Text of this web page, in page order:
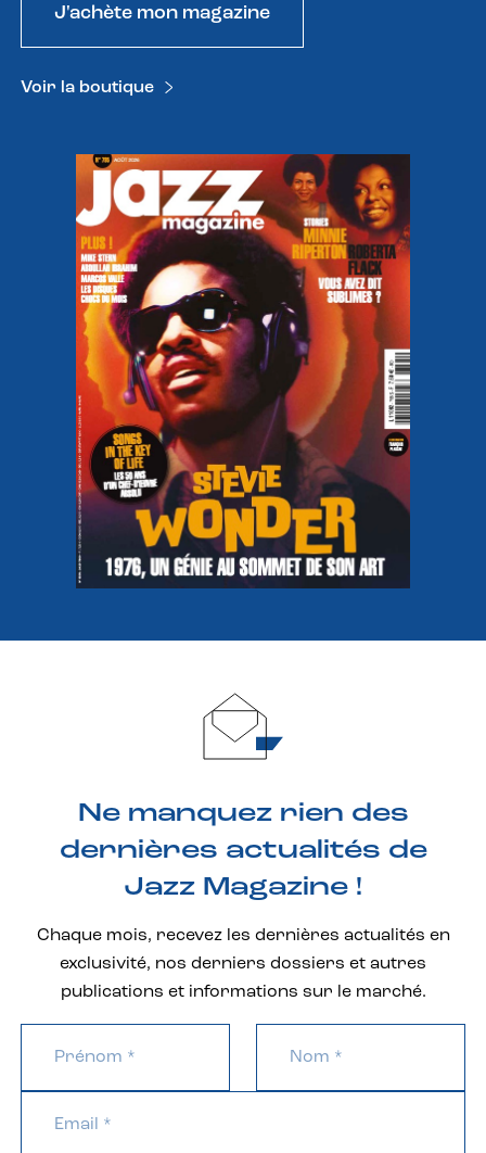
J'achète mon magazine
Voir la boutique
Ne manquez rien des
dernières actualités de
Jazz Magazine !
Chaque mois, recevez les dernières actualités en
exclusivité, nos derniers dossiers et autres
publications et informations sur le marché.